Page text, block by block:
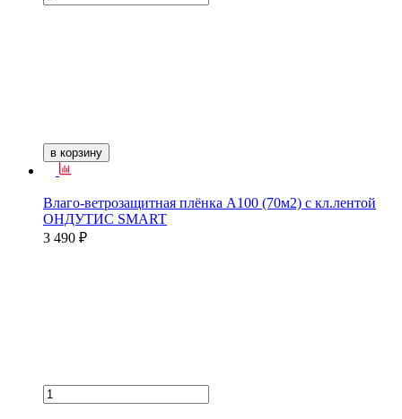
в корзину
Влаго-ветрозащитная плёнка А100 (70м2) с кл.лентой
ОНДУТИС SMART
3 490 ₽